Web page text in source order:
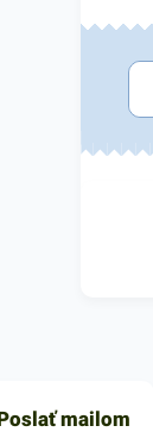
mailom